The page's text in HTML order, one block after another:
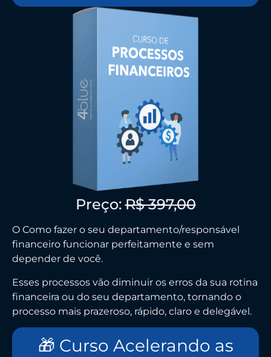
Preço:R$ 397,00
O Como fazer o seu departamento/responsável
financeiro funcionar perfeitamente e sem
depender de você.
Esses processos vão diminuir os erros da sua rotina
financeira ou do seu departamento, tornando o
processo mais prazeroso, rápido, claro e delegável.
🎁 Curso Acelerando as